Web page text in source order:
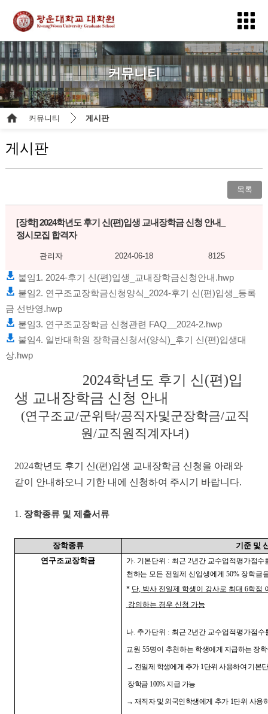
커뮤니티
커뮤니티 게시판
게시판
목록
[장학]2024학년도 후기 신(편)입생 교내장학금 신청 안내_
정시모집 합격자
관리자 2024-06-18 8125
붙임1. 2024-후기 신(편)입생_교내장학금신청안내.hwp
붙임2. 연구조교장학금신청양식_2024-후기 신(편)입생_등록
금 선반영.hwp
붙임3. 연구조교장학금 신청관련 FAQ__2024-2.hwp
붙임4. 일반대학원 장학금신청서(양식)_후기 신(편)입생대
상.hwp
2024학년도 후기 신(편)입
생 교내장학금 신청 안내
(연구조교/군위탁/공직자및군장학금/교직
원/교직원직계자녀)
2024학년도 후기 신(편)입생 교내장학금 신청을 아래와
같이 안내하오니 기한 내에 신청하여 주시기 바랍니다.
1. 장학종류 및 제출서류
장학종류
기준 및
연구조교장학금
가. 기본단위 : 최근2년간 교수업적평가점
천하는 모든 전일제 신입생에게 50% 장학금
* 단, 박사 전일제 학생이 강사로 최대 6학점
강의하는 경우 신청 가능
나. 추가단위 : 최근 2년간 교수업적평가점수
교원 55명이 추천하는 학생에게 지급하는 장
→ 전일제 학생에게 추가 1단위 사용하여 기본
장학금 100% 지급 가능
→ 재직자 및 외국인학생에게 추가 1단위 사용